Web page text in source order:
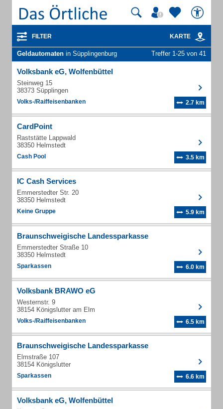
FILTER KARTE
Geldautomaten in Süpplingenburg Treffer 1-25 von 41
Volksbank eG, Wolfenbüttel
Steinweg 15
38373 Süpplingen
Volks-/Raiffeisenbanken 2.7 km
CardPoint
Raststätte Lappwald
38350 Helmstedt
Cash Pool 3.5 km
IC Cash Services
Emmerstedter Str. 20
38350 Helmstedt
Keine Gruppe 5.9 km
Braunschweigische Landessparkasse
Emmerstedter Straße 10
38350 Helmstedt
Sparkassen 6.0 km
Volksbank BRAWO eG
Westernstr. 9
38154 Königslutter am Elm
Volks-/Raiffeisenbanken 6.5 km
Braunschweigische Landessparkasse
Elmstraße 107
38154 Königslutter
Sparkassen 6.6 km
Volksbank eG, Wolfenbüttel